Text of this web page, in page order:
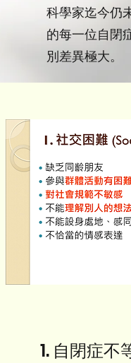
科學家迄今仍
的每一位自閉
別差異極大。
1. 自閉症不